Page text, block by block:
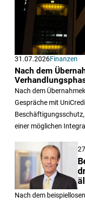
31.07.2026Finanzen
Nach dem
Nach dem
Gespräche mit
einer möglichen
Nach dem